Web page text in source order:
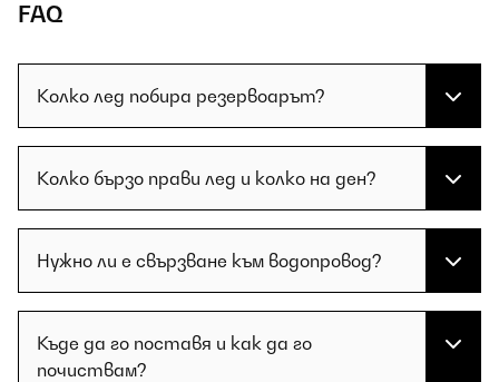
FAQ
Колко лед побира резервоарът?
Колко бързо прави лед и колко на ден?
Нужно ли е свързване към водопровод?
Къде да го поставя и как да го
почиствам?